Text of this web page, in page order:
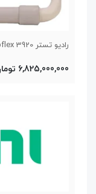
رادیو تستر Aeroflex 3920
6,825,000,000 تومان